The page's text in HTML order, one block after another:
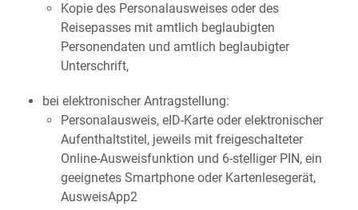
Kopie des Personalausweises oder des
Reisepasses mit amtlich beglaubigten
Personendaten und amtlich beglaubigter
Unterschrift,
bei elektronischer Antragstellung:
Personalausweis, eID-Karte oder elektronischer
Aufenthaltstitel, jeweils mit freigeschalteter
Online-Ausweisfunktion und 6-stelliger PIN, ein
geeignetes Smartphone oder Kartenlesegerät,
AusweisApp2